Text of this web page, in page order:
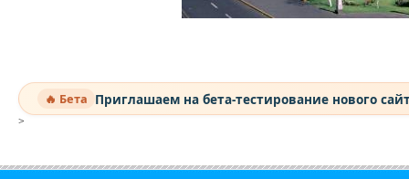
🔥 Бета Приглашаем на бета-тестирование нового
>